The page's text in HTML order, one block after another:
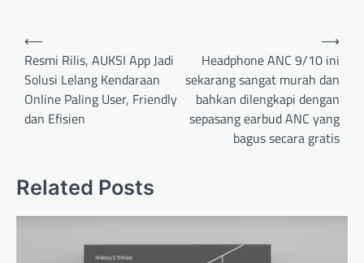
Post
navigation
⟵
Resmi Rilis, AUKSI App Jadi
Solusi Lelang Kendaraan
Online Paling User, Friendly
dan Efisien
Headphone ANC 9/10 ini
sekarang sangat murah dan
bahkan dilengkapi dengan
sepasang earbud ANC yang
bagus secara gratis
⟶
Related Posts